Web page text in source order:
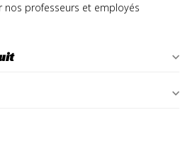
professeurs et employés